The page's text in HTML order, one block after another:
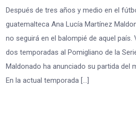
Después de tres años y medio en el
guatemalteca Ana Lucía Martínez
no seguirá en el balompié de aquel país.
dos temporadas al Pomigliano de la
Maldonado ha anunciado su partida del
En la actual temporada […]